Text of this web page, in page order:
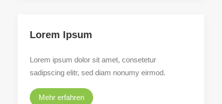
Lorem Ipsum
Lorem ipsum dolor sit amet, consetetur
sadipscing elitr, sed diam nonumy eirmod.
Mehr erfahren